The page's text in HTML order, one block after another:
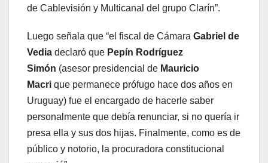
de Cablevisión y Multicanal del grupo Clarín”.
Luego señala que “el fiscal de Cámara Gabriel de
Vedia declaró que Pepín Rodríguez
Simón (asesor presidencial de Mauricio
Macri que permanece prófugo hace dos años en
Uruguay) fue el encargado de hacerle saber
personalmente que debía renunciar, si no quería ir
presa ella y sus dos hijas. Finalmente, como es de
público y notorio, la procuradora constitucional